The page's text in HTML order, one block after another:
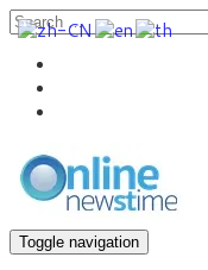
Toggle navigation